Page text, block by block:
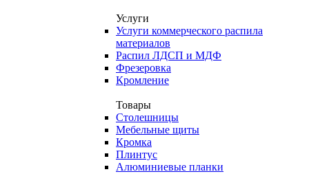
Услуги
Услуги коммерческого распила
материалов
Распил ЛДСП и МДФ
Фрезеровка
Кромление
Товары
Столешницы
Мебельные щиты
Кромка
Плинтус
Алюминиевые планки